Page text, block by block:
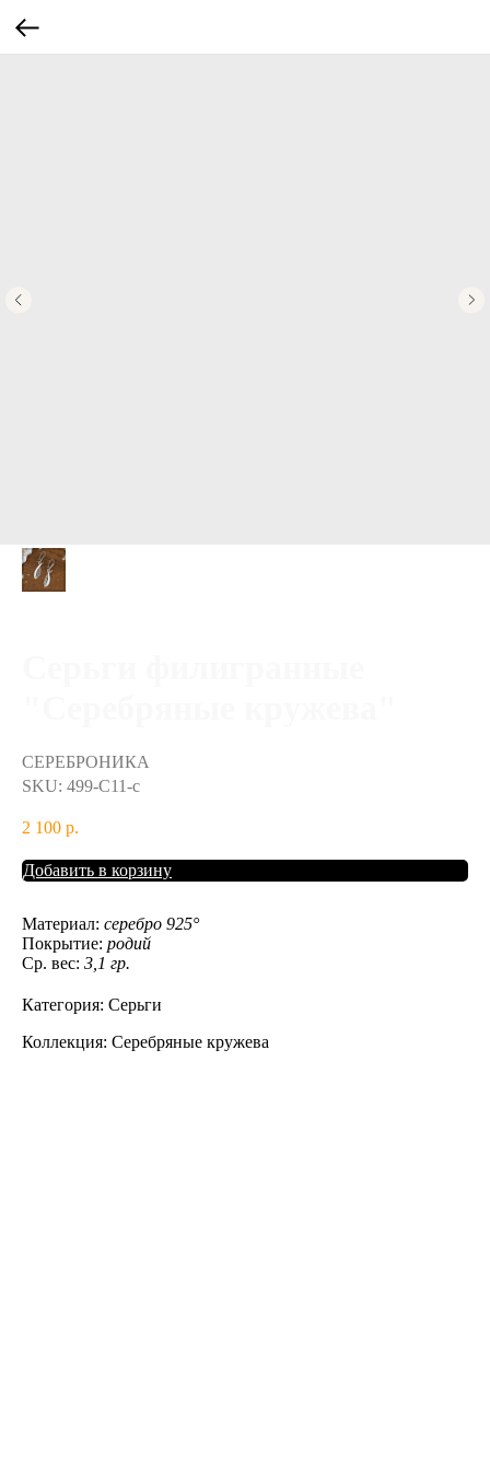
СЕРЕБРОНИКА
SKU: 499-С11-с
2 100 р.
Добавить в корзину
Материал: серебро 925°
Покрытие: родий
Ср. вес: 3,1 гр.
Категория: Серьги
Коллекция: Серебряные кружева